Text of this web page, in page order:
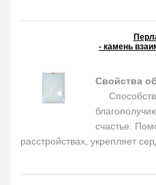
- камень
Свойства
счастье.
расстройствах, укрепляет